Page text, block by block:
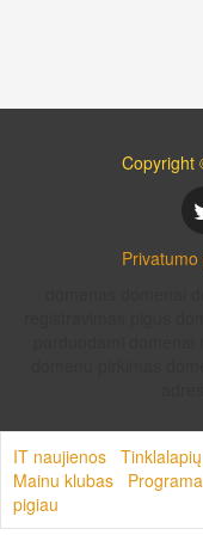
Copyright
IT naujienos
Mainu klubas
pigiau